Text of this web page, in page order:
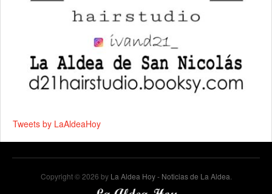
Tweets by LaAldeaHoy
Copyright © 2026 by La Aldea Hoy - Noticias de La Aldea